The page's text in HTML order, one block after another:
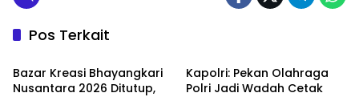
Pos Terkait
Kapolri RI
Bazar Kreasi Bhayangkari
Nusantara 2026 Ditutup,
Kapolri: Pekan Olahraga
Polri Jadi Wadah Cetak